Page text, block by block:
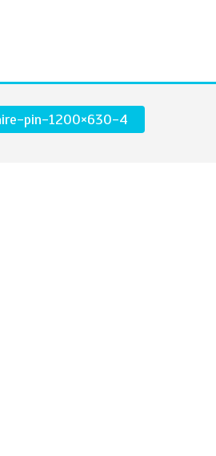
pin-1200×630-4